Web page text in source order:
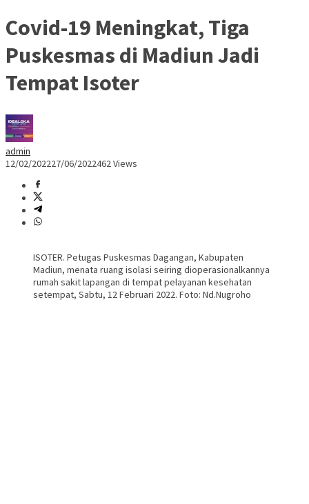
Covid-19 Meningkat, Tiga
Puskesmas di Madiun Jadi
Tempat Isoter
admin
12/02/202227/06/2022462 Views
ISOTER. Petugas Puskesmas Dagangan, Kabupaten
Madiun, menata ruang isolasi seiring dioperasionalkannya
rumah sakit lapangan di tempat pelayanan kesehatan
setempat, Sabtu, 12 Februari 2022. Foto: Nd.Nugroho